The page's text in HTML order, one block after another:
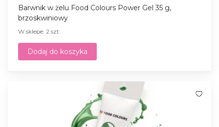
Barwnik w żelu Food Colours Power Gel 35 g,
brzoskwiniowy
W sklepe: 2 szt.
Dodaj do koszyka